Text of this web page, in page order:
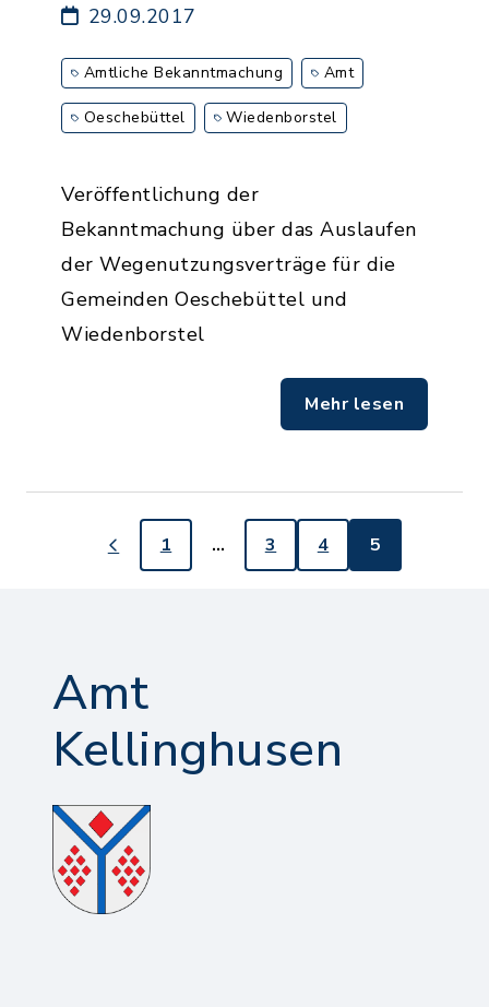
29.09.2017
Amtliche Bekanntmachung Amt
Oeschebüttel Wiedenborstel
Veröffentlichung der
Bekanntmachung über das Auslaufen
der Wegenutzungsverträge für die
Gemeinden Oeschebüttel und
Wiedenborstel
Mehr lesen
1 … 3 4 5
Amt
Kellinghusen